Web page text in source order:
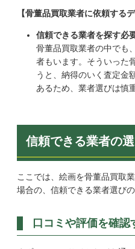
【骨董品買取業者に依頼する
信頼できる業者を探す必
骨董品買取業者の中でも
者もいます。そういった
うと、納得のいく査定金
あるため、業者選びは慎
信頼できる業者の
ここでは、絵画を骨董品買取
場合の、信頼できる業者選び
口コミや評価を確認